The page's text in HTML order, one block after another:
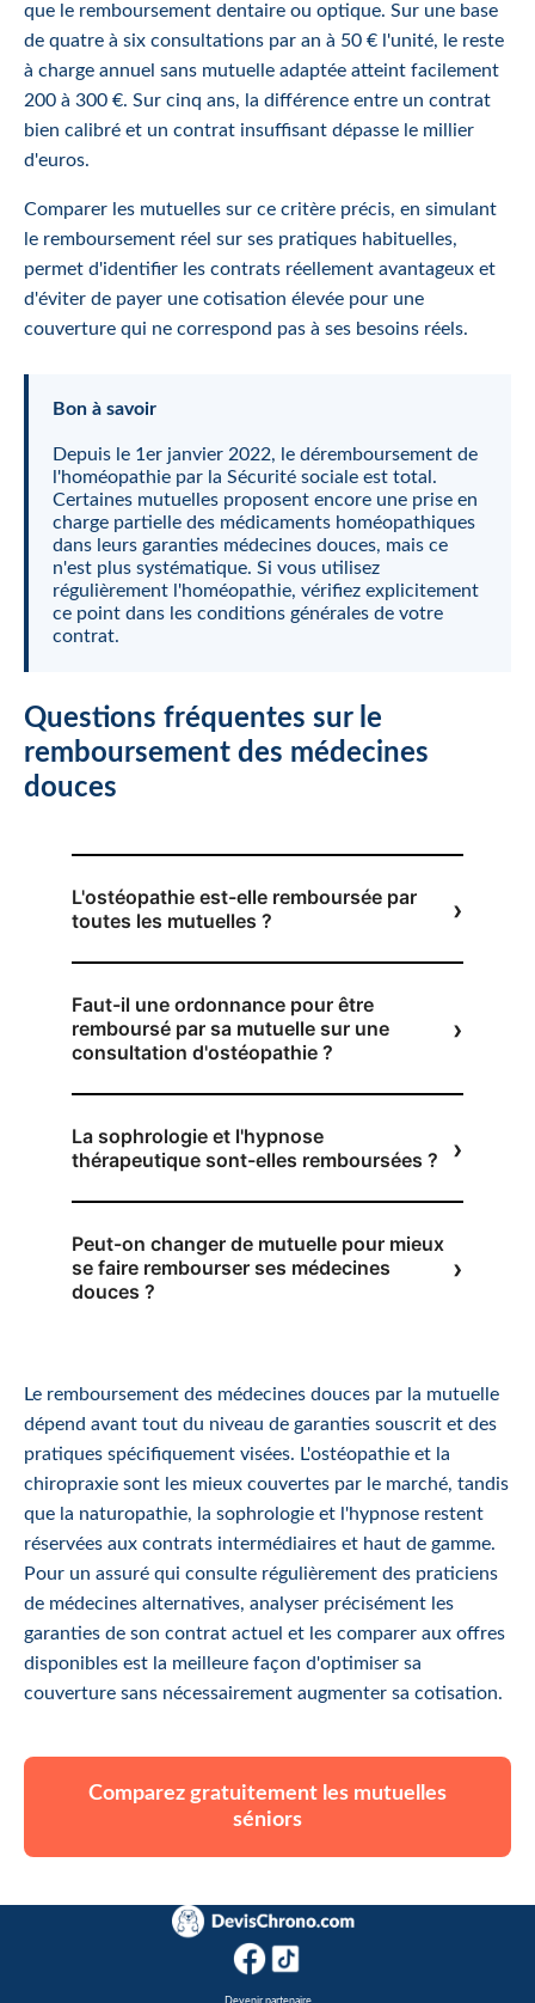
que le remboursement dentaire ou optique. Sur une base
de quatre à six consultations par an à 50 € l'unité, le reste
à charge annuel sans mutuelle adaptée atteint facilement
200 à 300 €. Sur cinq ans, la différence entre un contrat
bien calibré et un contrat insuffisant dépasse le millier
d'euros.
Comparer les mutuelles sur ce critère précis, en simulant
le remboursement réel sur ses pratiques habituelles,
permet d'identifier les contrats réellement avantageux et
d'éviter de payer une cotisation élevée pour une
couverture qui ne correspond pas à ses besoins réels.
Bon à savoir
Depuis le 1er janvier 2022, le déremboursement de
l'homéopathie par la Sécurité sociale est total.
Certaines mutuelles proposent encore une prise en
charge partielle des médicaments homéopathiques
dans leurs garanties médecines douces, mais ce
n'est plus systématique. Si vous utilisez
régulièrement l'homéopathie, vérifiez explicitement
ce point dans les conditions générales de votre
contrat.
Questions fréquentes sur le
remboursement des médecines
douces
L'ostéopathie est-elle remboursée par
toutes les mutuelles ?
Faut-il une ordonnance pour être
remboursé par sa mutuelle sur une
consultation d'ostéopathie ?
La sophrologie et l'hypnose
thérapeutique sont-elles remboursées ?
Peut-on changer de mutuelle pour mieux
se faire rembourser ses médecines
douces ?
Le remboursement des médecines douces par la mutuelle
dépend avant tout du niveau de garanties souscrit et des
pratiques spécifiquement visées. L'ostéopathie et la
chiropraxie sont les mieux couvertes par le marché, tandis
que la naturopathie, la sophrologie et l'hypnose restent
réservées aux contrats intermédiaires et haut de gamme.
Pour un assuré qui consulte régulièrement des praticiens
de médecines alternatives, analyser précisément les
garanties de son contrat actuel et les comparer aux offres
disponibles est la meilleure façon d'optimiser sa
couverture sans nécessairement augmenter sa cotisation.
Comparez gratuitement les mutuelles
séniors